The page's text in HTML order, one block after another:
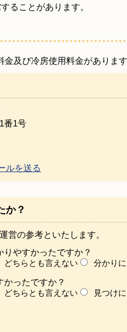
ることがあります。
及び冷房使用料金がありま
番1号
ルを送る
か？
営の参考といたします。
やすかったですか？
どちらとも言えない 分かり
ったですか？
どちらとも言えない 見つけ